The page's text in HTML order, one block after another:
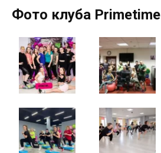
Фото клуба Primetime